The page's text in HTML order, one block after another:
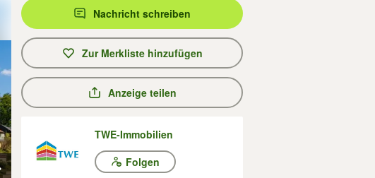
Nachricht schreiben
Zur Merkliste hinzufügen
Anzeige teilen
TWE-Immobilien
Folgen